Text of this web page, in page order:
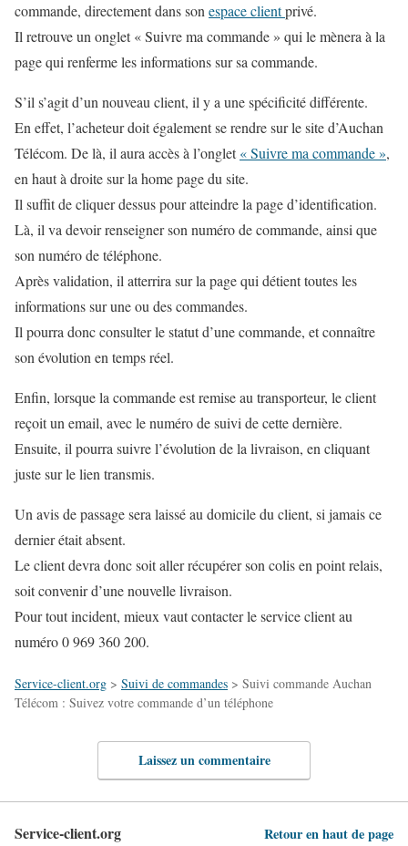
commande, directement dans sonespace clientprivé.
Il retrouve un onglet « Suivre ma commande » qui le mènera à la
page qui renferme les informations sur sa commande.
S’il s’agit d’un nouveau client, il y a une spécificité différente.
En effet, l’acheteur doit également se rendre sur le site d’Auchan
Télécom. De là, il aura accès à l’onglet« Suivre ma commande »,
en haut à droite sur la home page du site.
Il suffit de cliquer dessus pour atteindre la page d’identification.
Là, il va devoir renseigner son numéro de commande, ainsi que
son numéro de téléphone.
Après validation, il atterrira sur la page qui détient toutes les
informations sur une ou des commandes.
Il pourra donc consulter le statut d’une commande, et connaître
son évolution en temps réel.
Enfin, lorsque la commande est remise au transporteur, le client
reçoit un email, avec le numéro de suivi de cette dernière.
Ensuite, il pourra suivre l’évolution de la livraison, en cliquant
juste sur le lien transmis.
Un avis de passage sera laissé au domicile du client, si jamais ce
dernier était absent.
Le client devra donc soit aller récupérer son colis en point relais,
soit convenir d’une nouvelle livraison.
Pour tout incident, mieux vaut contacter le service client au
numéro 0 969 360 200.
Service-client.org > Suivi de commandes > Suivi commande Auchan
Télécom : Suivez votre commande d’un téléphone
Laissez un commentaire
Service-client.org Retour en haut de page